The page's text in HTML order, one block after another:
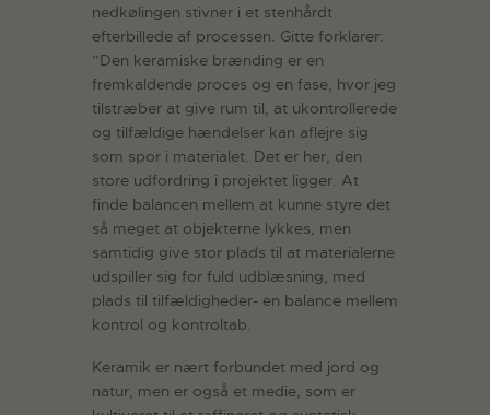
nedkølingen stivner i et stenhårdt
efterbillede af processen. Gitte forklarer:
”Den keramiske brænding er en
fremkaldende proces og en fase, hvor jeg
tilstræber at give rum til, at ukontrollerede
og tilfældige hændelser kan aflejre sig
som spor i materialet. Det er her, den
store udfordring i projektet ligger. At
finde balancen mellem at kunne styre det
så meget at objekterne lykkes, men
samtidig give stor plads til at materialerne
udspiller sig for fuld udblæsning, med
plads til tilfældigheder- en balance mellem
kontrol og kontroltab.
Keramik er nært forbundet med jord og
natur, men er også et medie, som er